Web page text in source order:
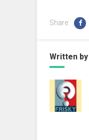
Share:
Written by